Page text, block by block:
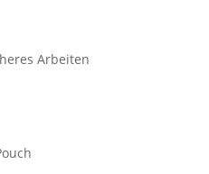
Arbeiten